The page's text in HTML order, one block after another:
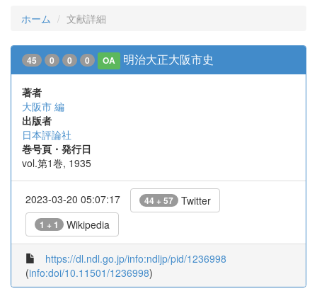
ホーム 文献詳細
45 0 0 0 OA 明治大正大阪市史
著者
大阪市 編
出版者
日本評論社
巻号頁・発行日
vol.第1巻, 1935
2023-03-20 05:07:17 44 + 57 Twitter
1 + 1 Wikipedia
https://dl.ndl.go.jp/info:ndljp/pid/1236998
(info:doi/10.11501/1236998)